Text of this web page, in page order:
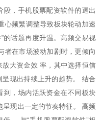
，手机股票配资软件的退出
心频繁调整导致板块轮动加速
的话题再度升温。高频交易视
者在市场波动加剧时，更倾向
大资金效 率，其中选择恒信
现出持续上升的趋势。 结合
到，场内活跃资金在不同板块
呈现出一定的节奏特征。 高频